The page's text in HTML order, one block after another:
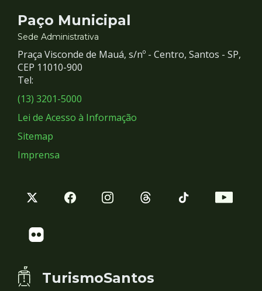
Contato
e
Redes
Sociais
Paço Municipal
Sede Administrativa
Praça Visconde de Mauá, s/nº - Centro, Santos - SP,
CEP 11010-900
Tel:
(13) 3201-5000
Lei de Acesso à Informação
Sitemap
Imprensa
TurismoSantos